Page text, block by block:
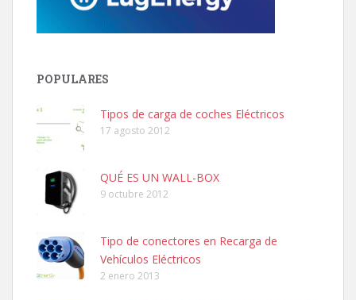
POPULARES
Tipos de carga de coches Eléctricos
17 agosto 2012
QUÉ ES UN WALL-BOX
9 octubre 2012
Tipo de conectores en Recarga de
Vehículos Eléctricos
2 enero 2013